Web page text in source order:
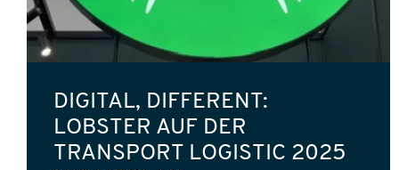
DIGITAL, DIFFERENT:
LOBSTER AUF DER
TRANSPORT LOGISTIC 2025